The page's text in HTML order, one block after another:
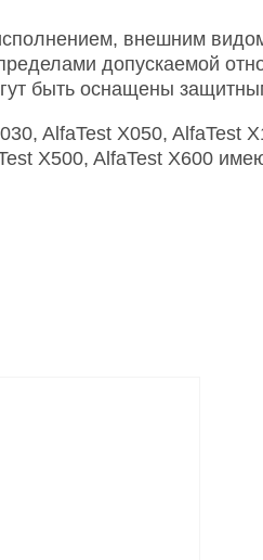
внешним
допускаемой
быть оснащены
AlfaTest X050, AlfaTest
X500, AlfaTest X600